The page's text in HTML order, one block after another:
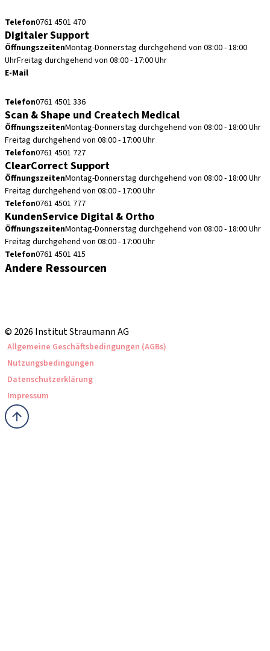
Telefon0761 4501 470
Digitaler Support
ÖffnungszeitenMontag-Donnerstag durchgehend von 08:00 - 18:00
UhrFreitag durchgehend von 08:00 - 17:00 Uhr
E-Mail
Telefon0761 4501 336
Scan & Shape und Createch Medical
ÖffnungszeitenMontag-Donnerstag durchgehend von 08:00 - 18:00 Uhr
Freitag durchgehend von 08:00 - 17:00 Uhr
Telefon0761 4501 727
ClearCorrect Support
ÖffnungszeitenMontag-Donnerstag durchgehend von 08:00 - 18:00 Uhr
Freitag durchgehend von 08:00 - 17:00 Uhr
Telefon0761 4501 777
KundenService Digital & Ortho
ÖffnungszeitenMontag-Donnerstag durchgehend von 08:00 - 18:00 Uhr
Freitag durchgehend von 08:00 - 17:00 Uhr
Telefon0761 4501 415
Andere Ressourcen
© 2026 Institut Straumann AG
Allgemeine Geschäftsbedingungen (AGBs)
Nutzungsbedingungen
Datenschutzerklärung
Impressum